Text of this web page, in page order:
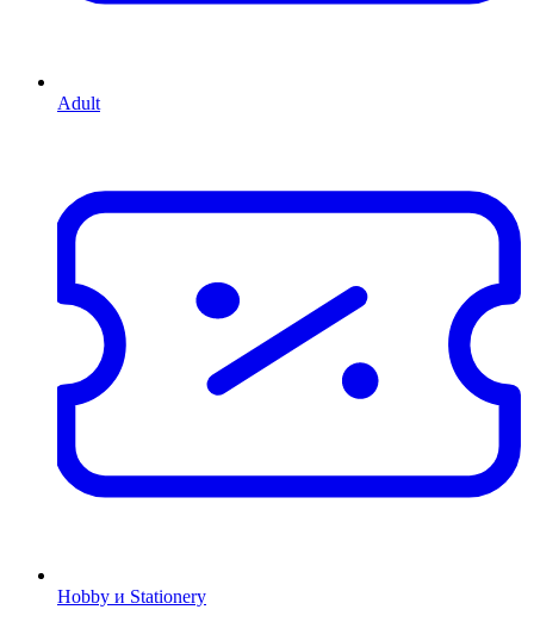
Adult
Hobby и Stationery